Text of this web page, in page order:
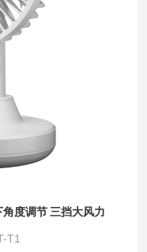
度调节 三挡大风力
T1